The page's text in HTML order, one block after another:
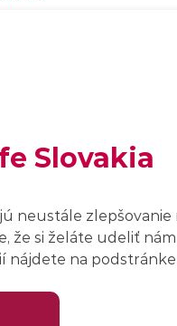
Slovakia
neustále zlepšovanie
že si želáte udeliť
nájdete na podstránke